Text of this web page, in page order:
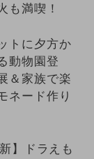
も満喫！
トに夕方か
動物園登
＆家族で楽
ネード作り
】ドラえも